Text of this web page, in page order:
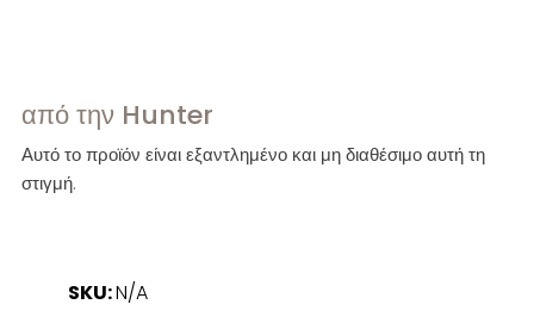
από την Hunter
Αυτό το προϊόν είναι εξαντλημένο και μη διαθέσιμο αυτή τη
στιγμή.
SKU:N/A